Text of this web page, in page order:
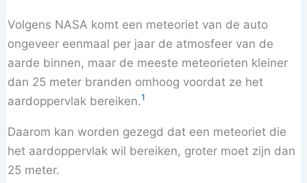
Volgens NASA komt een meteoriet van de auto
ongeveer eenmaal per jaar de atmosfeer van de
aarde binnen, maar de meeste meteorieten kleiner
dan 25 meter branden omhoog voordat ze het
aardoppervlak bereiken.1
Daarom kan worden gezegd dat een meteoriet die
het aardoppervlak wil bereiken, groter moet zijn dan
25 meter.